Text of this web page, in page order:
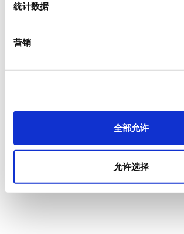
统计数据
营销
全部允许
允许选择